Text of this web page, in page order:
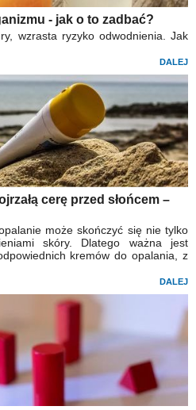
- jak o to zadbać?
wzrasta ryzyko odwodnienia. Jak
DALEJ
cerę przed słońcem –
może skończyć się nie tylko
skóry. Dlatego ważna jest
kremów do opalania, z
DALEJ